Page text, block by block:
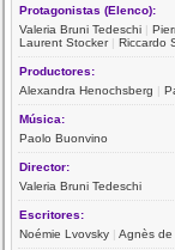
Protagonistas (Elenco):
Valeria Bruni Tedeschi |
Laurent Stocker|Riccardo
Productores:
Alexandra Henochsberg |
Música:
Paolo Buonvino
Director:
Valeria Bruni Tedeschi
Escritores:
Noémie Lvovsky |Agnès de